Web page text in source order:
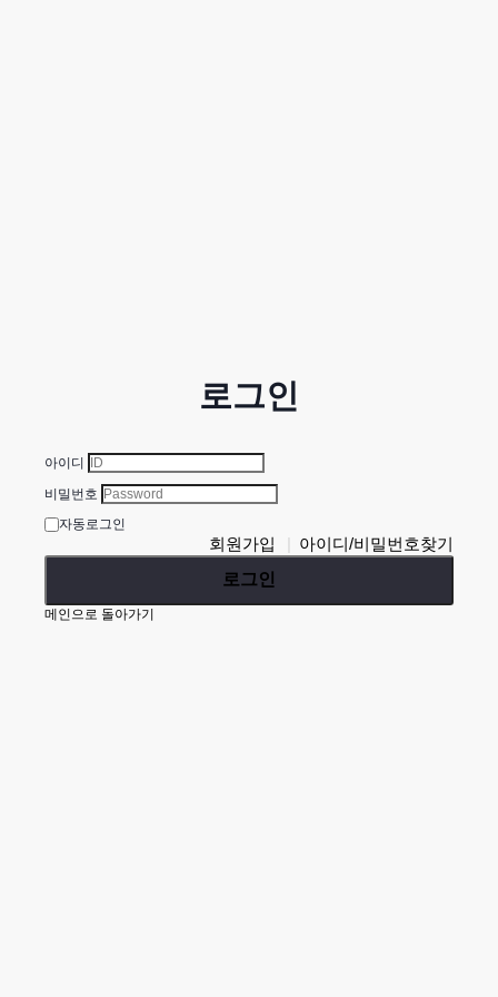
로그인
아이디
비밀번호
자동로그인
회원가입
아이디/비밀번호찾기
로그인
메인으로 돌아가기